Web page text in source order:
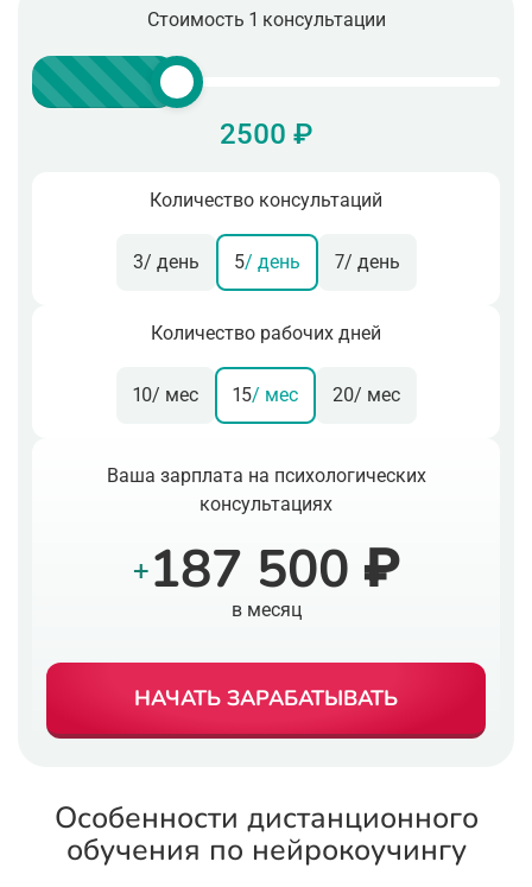
Стоимость 1 консультации
2500 ₽
Количество консультаций
3/ день 5/ день 7/ день
Количество рабочих дней
10/ мес 15/ мес 20/ мес
Ваша зарплата на психологических
консультациях
+187 500 ₽
в месяц
НАЧАТЬ ЗАРАБАТЫВАТЬ
Особенности дистанционного
обучения по нейрокоучингу